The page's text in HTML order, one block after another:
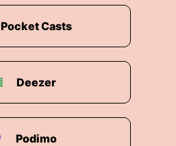
Pocket Casts
Deezer
Podimo